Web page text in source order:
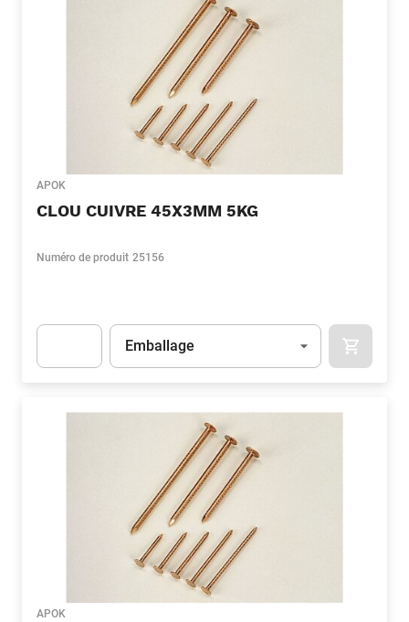
APOK
CLOU CUIVRE 45X3MM 5KG
Numéro de produit 25156
Unité
Emballage
APOK